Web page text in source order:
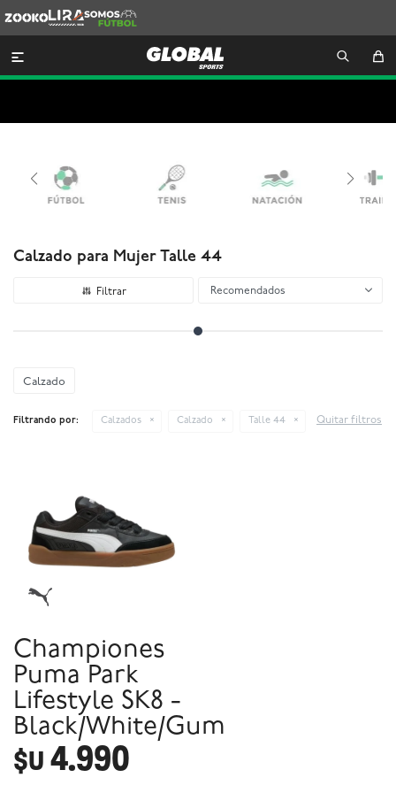
Lira
Somos
Futbol

Calzado para Mujer Talle 44
Recomendados
Calzado
Filtrando por: Calzados Calzado Talle 44 Quitar filtros
Championes
Puma Park
Lifestyle SK8 -
Black/White/Gum
$U 4.990